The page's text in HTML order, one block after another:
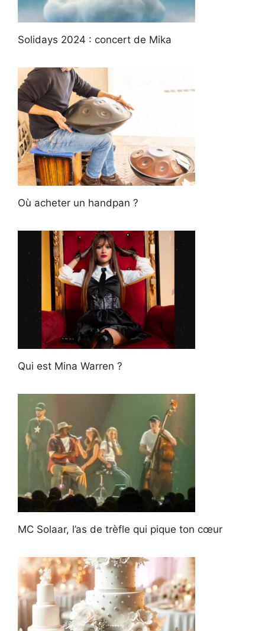
Solidays 2024 : concert de Mika
Où acheter un handpan ?
Qui est Mina Warren ?
MC Solaar, l’as de trèfle qui pique ton cœur